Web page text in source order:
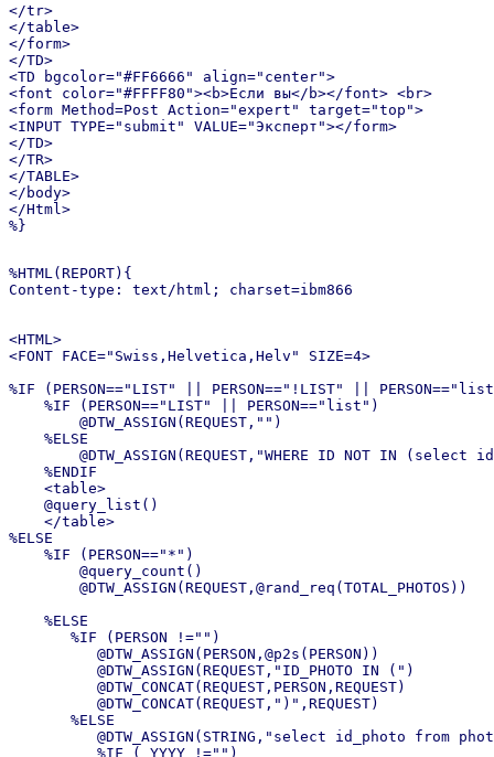
</tr>
</table>
</form>
</TD>
<TD bgcolor="#FF6666" align="center">
<font color="#FFFF80"><b>Если вы</b></font> <br>
<form Method=Post Action="expert" target="top">
<INPUT TYPE="submit" VALUE="Эксперт"></form>
</TD>
</TR>
</TABLE>
</body>
</Html>
%}
%HTML(REPORT){
Content-type: text/html; charset=ibm866
<HTML>
<FONT FACE="Swiss,Helvetica,Helv" SIZE=4>
%IF (PERSON=="LIST" || PERSON=="!LIST" ||
%IF (PERSON=="LIST" || PERSON=="list")
@DTW_ASSIGN(REQUEST,"")
%ELSE
@DTW_ASSIGN(REQUEST,"WHERE ID NOT IN
%ENDIF
<table>
@query_list()
</table>
%ELSE
%IF (PERSON=="*")
@query_count()
@DTW_ASSIGN(REQUEST,@rand_req(TOTAL_PHOTOS))
%ELSE
%IF (PERSON !="")
@DTW_ASSIGN(PERSON,@p2s(PERSON))
@DTW_ASSIGN(REQUEST,"ID_PHOTO IN (")
@DTW_CONCAT(REQUEST,PERSON,REQUEST)
@DTW_CONCAT(REQUEST,")",REQUEST)
%ELSE
@DTW_ASSIGN(STRING,"select id_photo from
%IF ( YYYY !="")